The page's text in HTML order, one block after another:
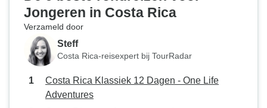
Jongeren in Costa Rica
Verzameld door
Steff
Costa Rica-reisexpert bij TourRadar
Costa Rica Klassiek 12 Dagen - One Life
Adventures